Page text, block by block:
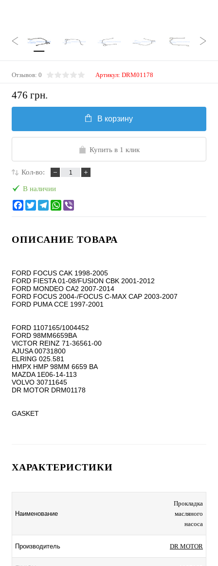
Отзывов: 0 Артикул: DRM01178
476 грн.
В корзину
Купить в 1 клик
Кол-во:
В наличии
ОПИСАНИЕ ТОВАРА
FORD FOCUS CAK 1998-2005
FORD FIESTA 01-08/FUSION CBK 2001-2012
FORD MONDEO CA2 2007-2014
FORD FOCUS 2004-/FOCUS C-MAX CAP 2003-2007
FORD PUMA CCE 1997-2001
FORD 1107165/1004452
FORD 98MM6659BA
VICTOR REINZ 71-36561-00
AJUSA 00731800
ELRING 025.581
HMPX HMP 98MM 6659 BA
MAZDA 1E06-14-113
VOLVO 30711645
DR MOTOR DRM01178
GASKET
ХАРАКТЕРИСТИКИ
Наименование
Прокладка
масляного
насоса
Производитель DR MOTOR